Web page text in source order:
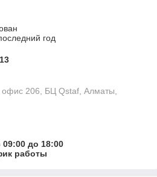
год
206, БЦ Qstaf, Алматы,
09:00 до 18:00
работы